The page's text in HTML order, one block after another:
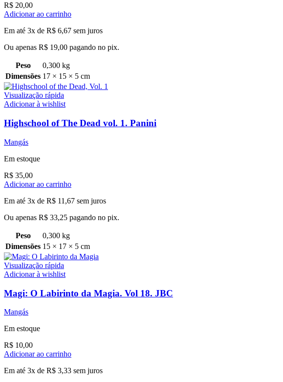
R$ 20,00
Adicionar ao carrinho
Em até 3x de R$ 6,67 sem juros
Ou apenas R$ 19,00 pagando no pix.
Peso
0,300 kg
Dimensões 17 × 15 × 5 cm
Visualização rápida
Adicionar à wishlist
Highschool of The Dead vol. 1. Panini
Mangás
Em estoque
R$ 35,00
Adicionar ao carrinho
Em até 3x de R$ 11,67 sem juros
Ou apenas R$ 33,25 pagando no pix.
Peso
0,300 kg
Dimensões 15 × 17 × 5 cm
Visualização rápida
Adicionar à wishlist
Magi: O Labirinto da Magia. Vol 18. JBC
Mangás
Em estoque
R$ 10,00
Adicionar ao carrinho
Em até 3x de R$ 3,33 sem juros